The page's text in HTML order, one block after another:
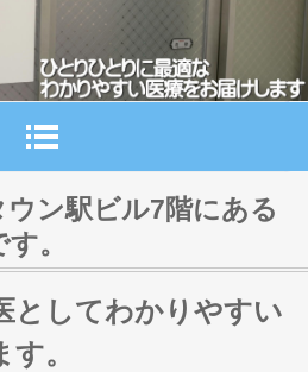
ン駅ビル7階にある
。
としてわかりやすい
。